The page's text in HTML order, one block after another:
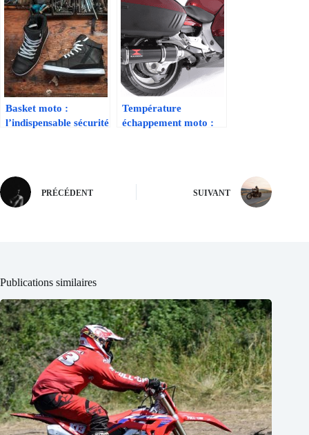
sécurité ?
roues
Basket moto :
l’indispensable sécurité
choisir
Température
échappement moto :
PRÉCÉDENT SUIVANT
Publications similaires